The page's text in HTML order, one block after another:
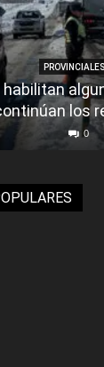
PROVINCIALES
los
0